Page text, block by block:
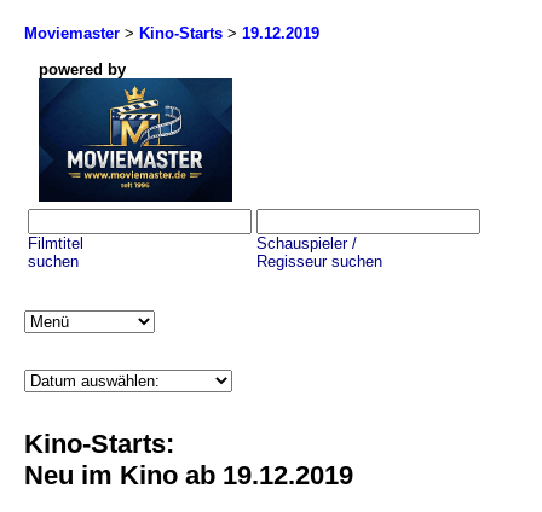
Moviemaster > Kino-Starts > 19.12.2019
powered by
Filmtitel
suchen
Schauspieler /
Regisseur suchen
Kino-Starts:
Neu im Kino ab 19.12.2019